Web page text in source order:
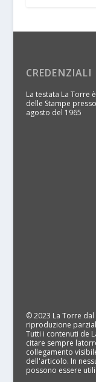
CREDENZIALI
La testata La Torre
delle Stampe
agosto del 1965
© 2023 La Torre
riproduzione
Tutti i contenuti de
citare sempre
collegamento
dell'articolo. In
possono essere